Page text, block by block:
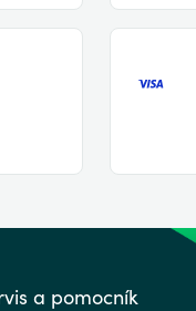
a pomocník